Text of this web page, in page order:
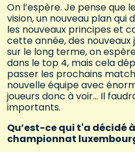
On l’espère. Je pense que
vision, un nouveau plan qui
les nouveaux principes et
cette année, des
sur le long terme, on
dans le top 4, mais cela
passer les prochains
nouvelle équipe avec
joueurs donc à voir… Il
importants.
Qu’est-ce qui t'a décidé
championnat